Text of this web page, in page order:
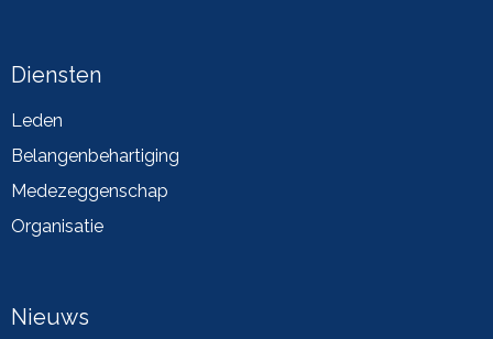
Diensten
Leden
Belangenbehartiging
Medezeggenschap
Organisatie
Nieuws